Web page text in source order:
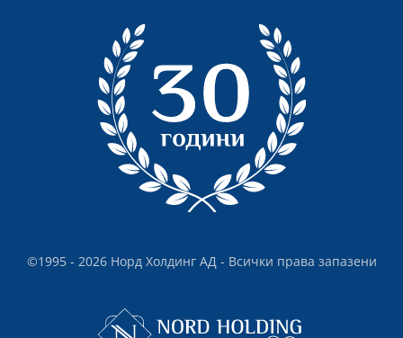
©1995 - 2026 Норд Холдинг АД - Всички права запазени